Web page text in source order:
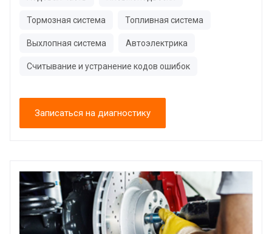
Тормозная система Топливная система
Выхлопная система Автоэлектрика
Считывание и устранение кодов ошибок
Записаться на диагностику